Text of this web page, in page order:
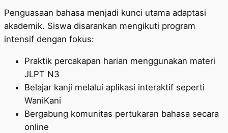
Penguasaan bahasa menjadi kunci utama adaptasi
akademik. Siswa disarankan mengikuti program
intensif dengan fokus:
Praktik percakapan harian menggunakan materi
JLPT N3
Belajar kanji melalui aplikasi interaktif seperti
WaniKani
Bergabung komunitas pertukaran bahasa secara
online